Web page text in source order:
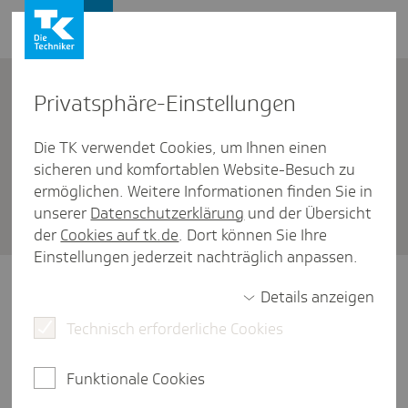
Kontakt
Was ist die "bezahlte Pfle­ge­
zeit" und wer trägt die Kosten?
Firmenkunden / Pflegezeit
Beschäftigte können sich für bis zu zehn
Arbeitstage von der Arbeit freistellen lassen,
um akut die Pflege eines nahen Angehörigen
Arbeitgeber in der Regel kein Entgelt.
Privat­sphäre-Einstel­lungen
Die TK verwendet Cookies, um Ihnen einen
sicheren und komfortablen Website-Besuch zu
ermöglichen. Weitere Informationen finden Sie in
unserer Datenschutzerklärung und der Übersicht
der Cookies auf tk.de. Dort können Sie Ihre
Einstellungen jederzeit nachträglich anpassen.
Details anzeigen
Technisch erforderliche Cookies
Funktionale Cookies